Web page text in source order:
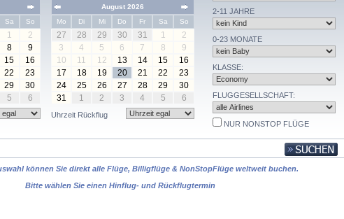
Sa So
1
2
8
9
15
16
22
23
29
30
5 6
August 2026
Mo
Di Mi Do Fr Sa So
27 28 29 30 31 1
2
3
4 5 6 7 8
9
10
11 12 13 14 15
16
17
18 19 20 21 22
23
24
25 26 27 28 29
30
31
1 2 3 4 5 6
Uhrzeit Rückflug
2-11 JAHRE
0-23 MONATE
KLASSE:
FLUGGESELLSCHAFT:
NUR NONSTOP FLÜGE
können Sie direkt alle Flüge, Billigflüge & NonStopFlüge weltweit buchen.
Bitte wählen Sie einen Hinflug- und Rückflugtermin